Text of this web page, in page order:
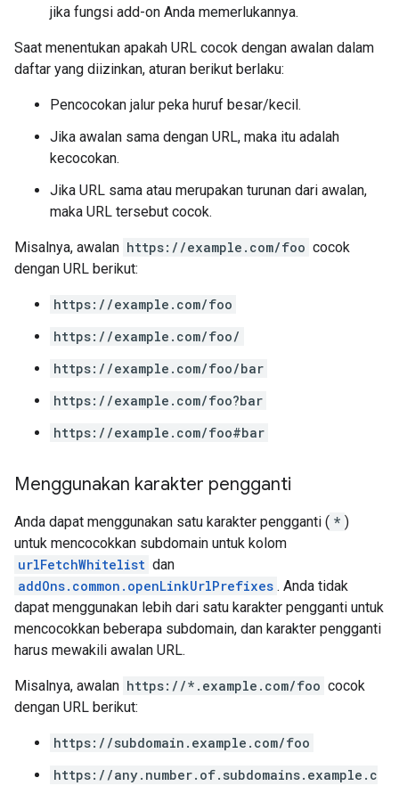
jika fungsi add-on Anda memerlukannya.
Saat menentukan apakah URL cocok dengan awalan dalam
daftar yang diizinkan, aturan berikut berlaku:
Pencocokan jalur peka huruf besar/kecil.
Jika awalan sama dengan URL, maka itu adalah
kecocokan.
Jika URL sama atau merupakan turunan dari awalan,
maka URL tersebut cocok.
Misalnya, awalan https://example.com/foo cocok
dengan URL berikut:
https://example.com/foo
https://example.com/foo/
https://example.com/foo/bar
https://example.com/foo?bar
https://example.com/foo#bar
Menggunakan karakter pengganti
Anda dapat menggunakan satu karakter pengganti ( * )
untuk mencocokkan subdomain untuk kolom
urlFetchWhitelist dan
addOns.common.openLinkUrlPrefixes . Anda tidak
dapat menggunakan lebih dari satu karakter pengganti untuk
mencocokkan beberapa subdomain, dan karakter pengganti
harus mewakili awalan URL.
Misalnya, awalan https://*.example.com/foo cocok
dengan URL berikut:
https://subdomain.example.com/foo
https://any.number.of.subdomains.example.c